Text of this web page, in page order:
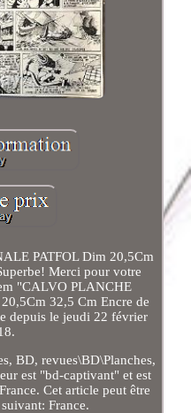
PATFOL Dim 20,5Cm
Merci pour votre
"CALVO PLANCHE
32,5 Cm Encre de
depuis le jeudi 22 février
BD, revues\BD\Planches,
est "bd-captivant" et est
Cet article peut être
France.